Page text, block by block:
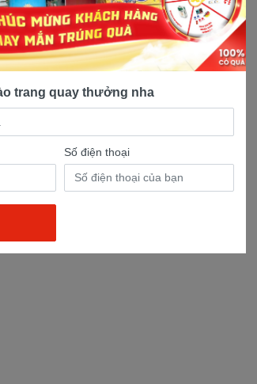
trang quay thưởng nha
Số điện thoại